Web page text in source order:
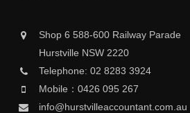
Shop 6 588-600 Railway Parade
Hurstville NSW 2220
Telephone: 02 8283 3924
Mobile：0426 095 267
info@hurstvilleaccountant.com.au